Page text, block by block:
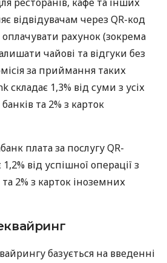
відвідувачам через QR-код
рахунок (зокрема
чайові та відгуки без
за приймання таких
складає 1,3% від суми з усіх
та 2% з карток
плата за послугу QR-
від успішної операції з
2% з карток іноземних
базується на введенні